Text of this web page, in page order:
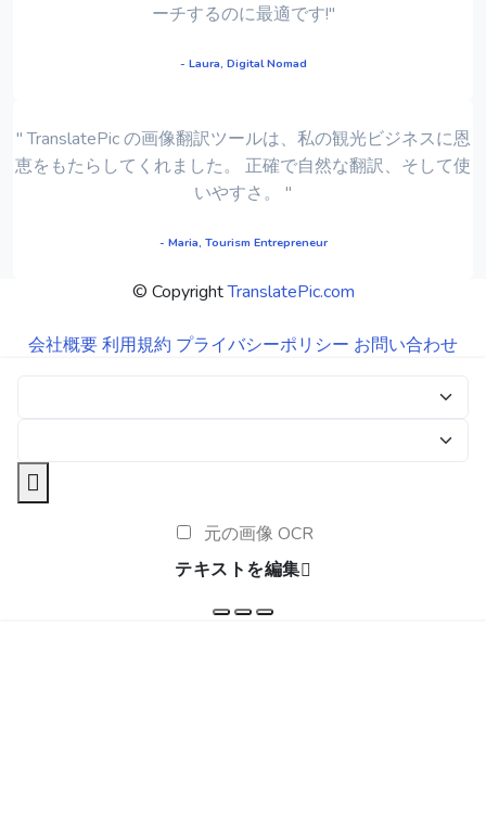
ーチするのに最適です!"
- Laura, Digital Nomad
" TranslatePic の画像翻訳ツールは、私の観光ビジネスに恩
恵をもたらしてくれました。 正確で自​​然な翻訳、そして使
いやすさ。 "
- Maria, Tourism Entrepreneur
© CopyrightTranslatePic.com
会社概要利用規約 プライバシーポリシー お問い合わせ
元の画像 OCR
テキストを編集